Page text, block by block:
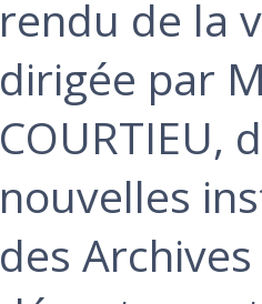
rendu de la
dirigée par
COURTIEU,
nouvelles
des Archives